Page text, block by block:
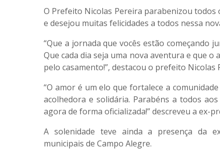
O Prefeito Nicolas Pereira parabenizou todos
e desejou muitas felicidades a todos nessa
“Que a jornada que vocês estão começando
Que cada dia seja uma nova aventura e que
pelo casamento!”, destacou o prefeito Nicolas
“O amor é um elo que fortalece a
acolhedora e solidária. Parabéns a todos
agora de forma oficializada!” descreveu a ex-
A solenidade teve ainda a presença da
municipais de Campo Alegre.